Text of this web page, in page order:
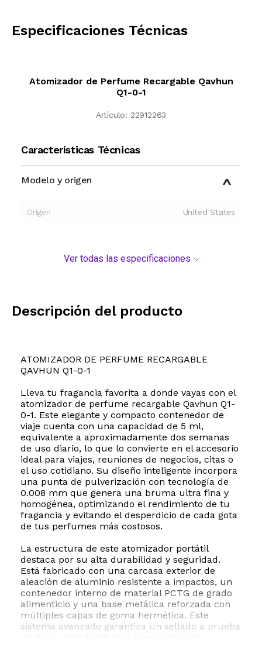
Especificaciones Técnicas
Atomizador de Perfume Recargable Qavhun
Q1-0-1
Artículo: 22912263
Características Técnicas
Modelo y origen
Origen United States
Ver todas las especificaciones
Descripción del producto
ATOMIZADOR DE PERFUME RECARGABLE
QAVHUN Q1-0-1
Lleva tu fragancia favorita a donde vayas con el
atomizador de perfume recargable Qavhun Q1-
0-1. Este elegante y compacto contenedor de
viaje cuenta con una capacidad de 5 ml,
equivalente a aproximadamente dos semanas
de uso diario, lo que lo convierte en el accesorio
ideal para viajes, reuniones de negocios, citas o
el uso cotidiano. Su diseño inteligente incorpora
una punta de pulverización con tecnología de
0.008 mm que genera una bruma ultra fina y
homogénea, optimizando el rendimiento de tu
fragancia y evitando el desperdicio de cada gota
de tus perfumes más costosos.
La estructura de este atomizador portátil
destaca por su alta durabilidad y seguridad.
Está fabricado con una carcasa exterior de
aleación de aluminio resistente a impactos, un
contenedor interno de material PCTG de grado
alimenticio y una base metálica reforzada con
múltiples capas de goma hermética. Este
sistema avanzado garantiza un sellado a prueba